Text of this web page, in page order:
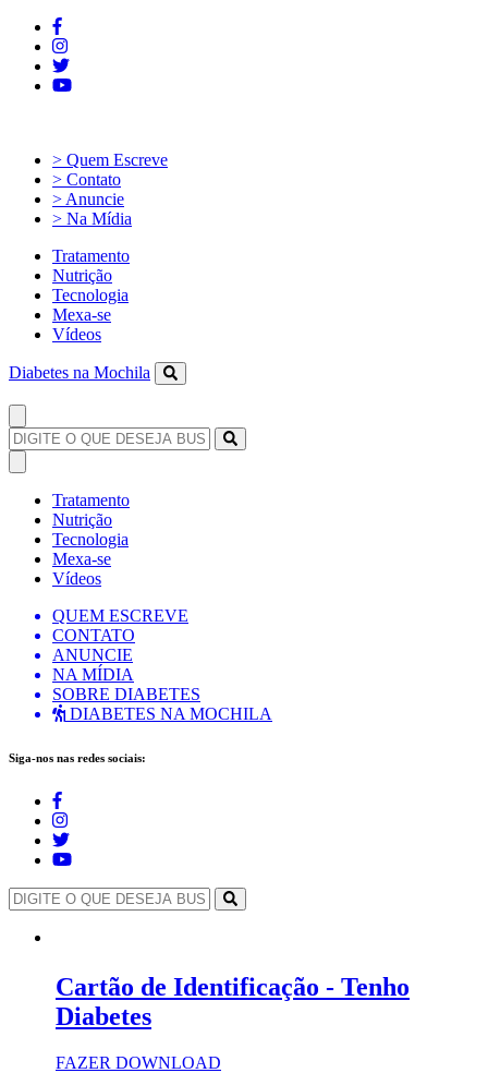
> Quem Escreve
> Contato
> Anuncie
> Na Mídia
Tratamento
Nutrição
Tecnologia
Mexa-se
Vídeos
Diabetes na Mochila
Tratamento
Nutrição
Tecnologia
Mexa-se
Vídeos
QUEM ESCREVE
CONTATO
ANUNCIE
NA MÍDIA
SOBRE DIABETES
DIABETES NA MOCHILA
Siga-nos nas redes sociais:
Cartão de Identificação - Tenho
Diabetes
FAZER DOWNLOAD